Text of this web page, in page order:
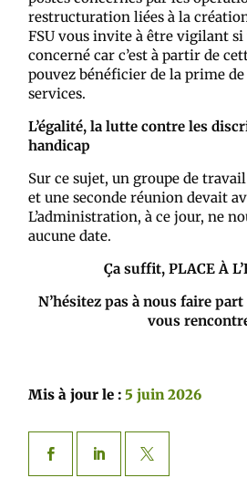
restructuration liées à la création
FSU vous invite à être vigilant si
concerné car c’est à partir de
pouvez bénéficier de la prime
services.
L’égalité, la lutte contre les
handicap
Sur ce sujet, un groupe de
et une seconde réunion devait
L’administration, à ce jour, ne
aucune date.
Ça suffit, PLACE À
N’hésitez pas à nous faire
vous
Mis à jour le :5 juin 2026